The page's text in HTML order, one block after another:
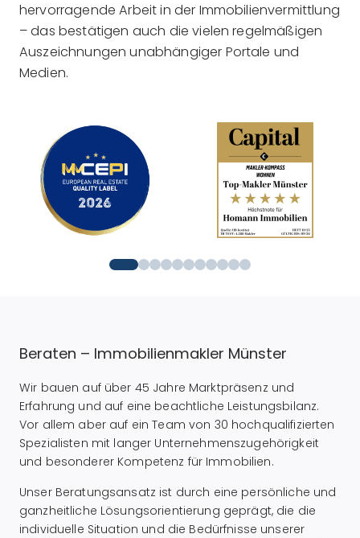
hervorragende Arbeit in der Immobilienvermittlung
– das bestätigen auch die vielen regelmäßigen
Auszeichnungen unabhängiger Portale und
Medien.
Beraten – Immobilienmakler Münster
Wir bauen auf über 45 Jahre Marktpräsenz und
Erfahrung und auf eine beachtliche Leistungsbilanz.
Vor allem aber auf ein Team von 30 hochqualifizierten
Spezialisten mit langer Unternehmenszugehörigkeit
und besonderer Kompetenz für Immobilien.
Unser Beratungsansatz ist durch eine persönliche und
ganzheitliche Lösungsorientierung geprägt, die die
individuelle Situation und die Bedürfnisse unserer